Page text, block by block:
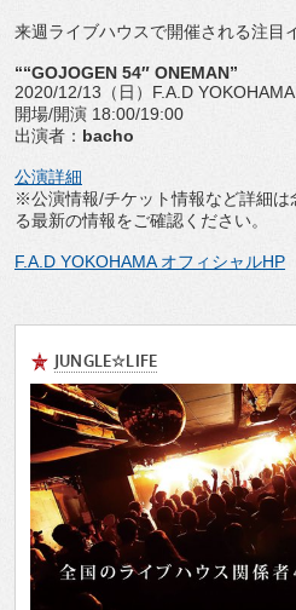
来週ライブハウスで開催される注目
““GOJOGEN 54″ ONEMAN”
2020/12/13（日）F.A.D YOKOHAMA
開場/開演 18:00/19:00
出演者： bacho
公演詳細
※公演情報/チケット情報など詳細
る最新の情報をご確認ください。
F.A.D YOKOHAMA オフィシャルHP